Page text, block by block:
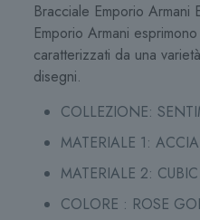
Bracciale Emporio Armani
Emporio Armani
caratterizzati da una
disegni.
COLLEZIONE:
MATERIALE 1:
MATERIALE 2:
COLORE : ROSE